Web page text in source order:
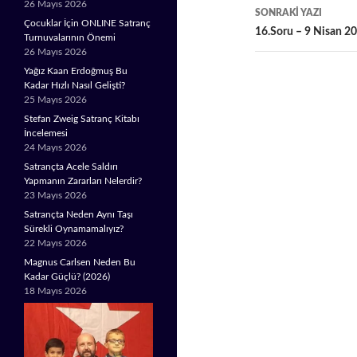
SONRAKI YAZI
16.Soru – 9 Nisan
26 Mayıs 2026
Çocuklar İçin ONLINE Satranç
Turnuvalarının Önemi
26 Mayıs 2026
Yağız Kaan Erdoğmuş Bu
Kadar Hızlı Nasıl Gelişti?
25 Mayıs 2026
Stefan Zweig Satranç Kitabı
İncelemesi
24 Mayıs 2026
Satrançta Acele Saldırı
Yapmanın Zararları Nelerdir?
23 Mayıs 2026
Satrançta Neden Aynı Taşı
Sürekli Oynamamalıyız?
22 Mayıs 2026
Magnus Carlsen Neden Bu
Kadar Güçlü? (2026)
18 Mayıs 2026